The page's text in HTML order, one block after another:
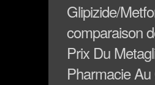
Glipizide/
comparaison
Prix Du
Pharmacie